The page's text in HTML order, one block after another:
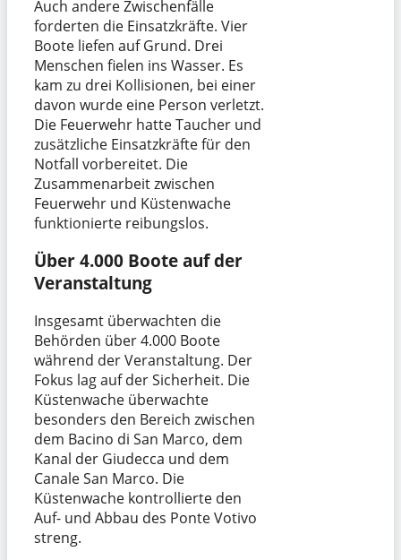
Auch andere Zwischenfälle
forderten die Einsatzkräfte. Vier
Boote liefen auf Grund. Drei
Menschen fielen ins Wasser. Es
kam zu drei Kollisionen, bei einer
davon wurde eine Person verletzt.
Die Feuerwehr hatte Taucher und
zusätzliche Einsatzkräfte für den
Notfall vorbereitet. Die
Zusammenarbeit zwischen
Feuerwehr und Küstenwache
funktionierte reibungslos.
Über 4.000 Boote auf der
Veranstaltung
Insgesamt überwachten die
Behörden über 4.000 Boote
während der Veranstaltung. Der
Fokus lag auf der Sicherheit. Die
Küstenwache überwachte
besonders den Bereich zwischen
dem Bacino di San Marco, dem
Kanal der Giudecca und dem
Canale San Marco. Die
Küstenwache kontrollierte den
Auf- und Abbau des Ponte Votivo
streng.